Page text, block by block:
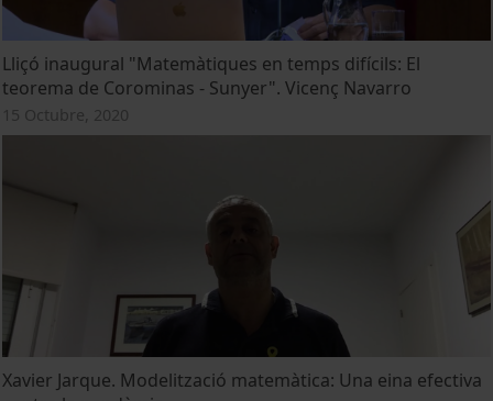
Lliçó inaugural "Matemàtiques en temps difícils: El
teorema de Corominas - Sunyer". Vicenç Navarro
15 Octubre, 2020
Xavier Jarque. Modelització matemàtica: Una eina efectiva